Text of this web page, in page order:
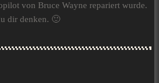
von Bruce Wayne repariert wurde.
dir denken. 🙂